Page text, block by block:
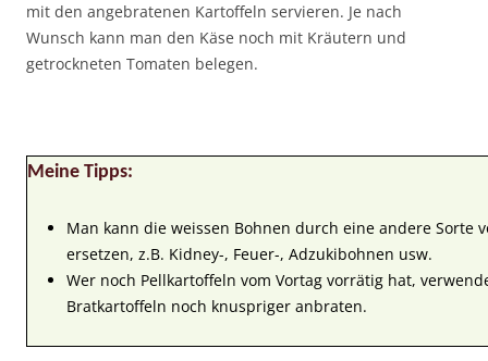
mit den angebratenen Kartoffeln servieren. Je nach
Wunsch kann man den Käse noch mit Kräutern und
getrockneten Tomaten belegen.
Meine Tipps:
Man kann die weissen Bohnen durch eine andere Sorte
ersetzen, z.B. Kidney-, Feuer-, Adzukibohnen usw.
Wer noch Pellkartoffeln vom Vortag vorrätig hat,
Bratkartoffeln noch knuspriger anbraten.